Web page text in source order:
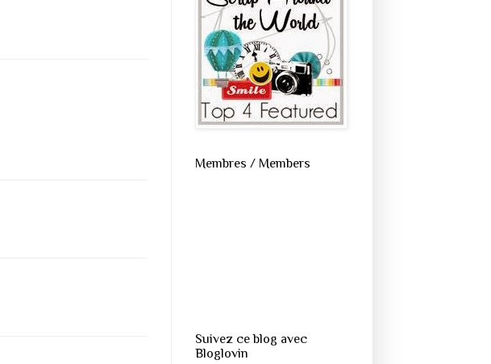
Membres / Members
Suivez ce blog avec
Bloglovin